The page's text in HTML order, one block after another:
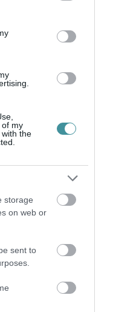
third-party tags to
in below Google
of my
the
storage
on web or
sent to
Eger ügye
07|Mindenki ügye
DOLGOZNAK A 25-
ŐSHONOS